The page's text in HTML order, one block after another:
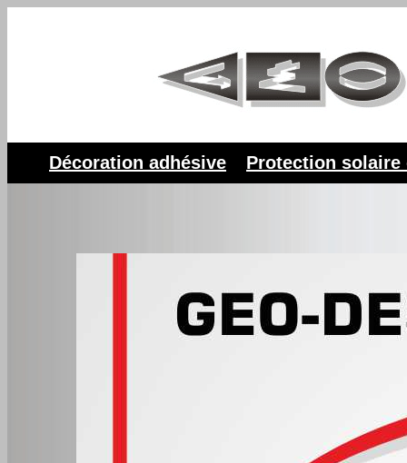
Décoration adhésive Protection solaire